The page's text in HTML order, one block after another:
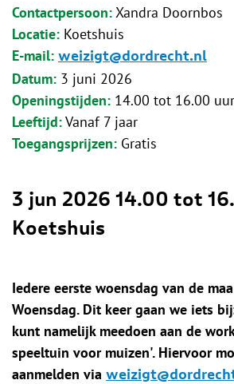
Contactpersoon Xandra Doornbos
Locatie Koetshuis
E-mail weizigt@dordrecht.nl
Datum 3 juni 2026
Openingstijden 14.00 tot 16.00 uur
Leeftijd Vanaf 7 jaar
Toegangsprijzen Gratis
3 jun 2026 14.00 tot
Koetshuis
Iedere eerste woensdag van de
Woensdag. Dit keer gaan we iets
kunt namelijk meedoen aan de
speeltuin voor muizen'. Hiervoor
aanmelden via